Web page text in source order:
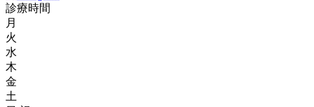
診療時間
月
火
水
木
金
土